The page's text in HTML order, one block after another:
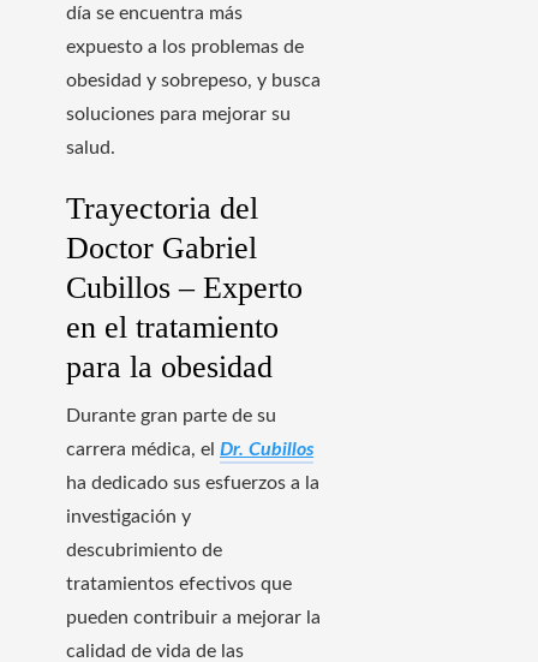
día se encuentra más
expuesto a los problemas de
obesidad y sobrepeso, y busca
soluciones para mejorar su
salud.
Trayectoria del
Doctor Gabriel
Cubillos – Experto
en el tratamiento
para la obesidad
Durante gran parte de su
carrera médica, el Dr. Cubillos
ha dedicado sus esfuerzos a la
investigación y
descubrimiento de
tratamientos efectivos que
pueden contribuir a mejorar la
calidad de vida de las